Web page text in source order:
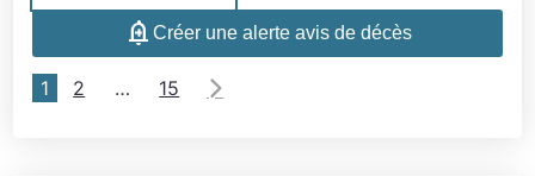
Créer une alerte avis de décès
1 2 … 15